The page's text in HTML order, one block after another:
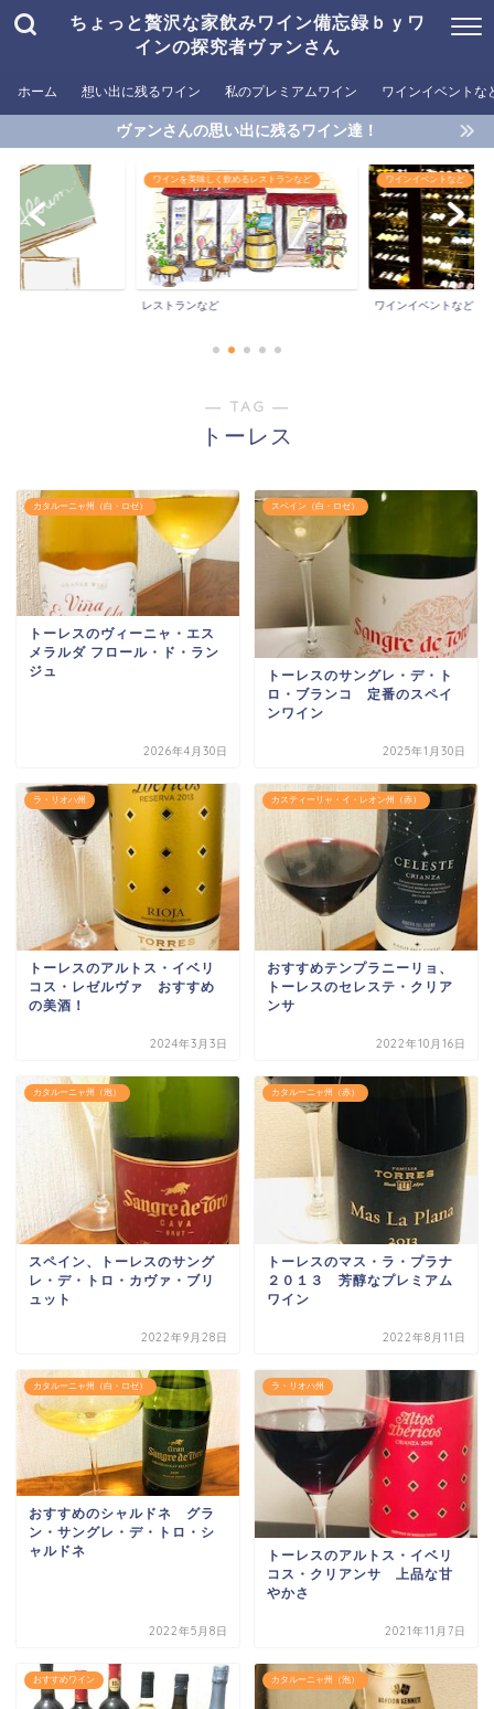
ちょっと贅沢な家飲みワイン備忘録ｂｙワ
インの探究者ヴァンさん
ホーム 想い出に残るワイン 私のプレミアムワイン ワインイベントな
ヴァンさんの思い出に残るワイン達！
るレストランなど ワインイベントなど
ワインイベントなど
おすすめワイン
おすすめワイン
― TAG ―
トーレス
カタルーニャ州（白・ロゼ）
トーレスのヴィーニャ・エス
メラルダ フロール・ド・ラン
ジュ
2026年4月30日
スペイン（白・ロゼ）
トーレスのサングレ・デ・ト
ロ・ブランコ 定番のスペイ
ンワイン
2025年1月30日
ラ・リオハ州
トーレスのアルトス・イベリ
コス・レゼルヴァ おすすめ
の美酒！
2024年3月3日
カスティーリャ・イ・レオン州（赤）
おすすめテンプラニーリョ、
トーレスのセレステ・クリア
ンサ
2022年10月16日
カタルーニャ州（泡）
スペイン、トーレスのサング
レ・デ・トロ・カヴァ・ブリ
ュット
2022年9月28日
カタルーニャ州（赤）
トーレスのマス・ラ・プラナ
２０１３ 芳醇なプレミアム
ワイン
2022年8月11日
カタルーニャ州（白・ロゼ）
おすすめのシャルドネ グラ
ン・サングレ・デ・トロ・シ
ャルドネ
2022年5月8日
ラ・リオハ州
トーレスのアルトス・イベリ
コス・クリアンサ 上品な甘
やかさ
2021年11月7日
おすすめワイン カタルーニャ州（泡）